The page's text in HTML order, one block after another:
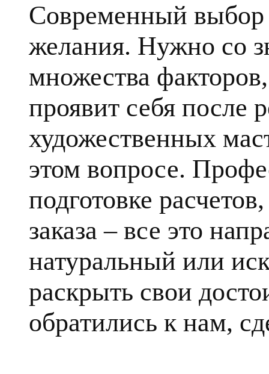
Современный выбор
желания. Нужно со
множества
проявит себя после
художественных
этом вопросе.
подготовке
заказа – все это
натуральный или
раскрыть свои
обратились к нам,